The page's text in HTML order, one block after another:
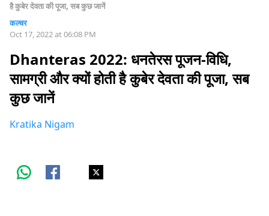
है कुबेर देवता की पूजा, सब कुछ जानें
कल्चर
Oct 17, 2022 at 06:08 PM
Dhanteras 2022: धनतेरस पूजन-विधि,
सामग्री और क्यों होती है कुबेर देवता की पूजा, सब
कुछ जानें
Kratika Nigam